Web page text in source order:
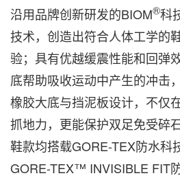
沿用品牌创新研发的BIOM®科
技术，创造出符合人体工学的
验；具有优越缓震性能和回弹
底帮助吸收运动中产生的冲击
橡胶大底与挡泥板设计，不仅
抓地力，更能保护双足免受碎
鞋款均搭载GORE-TEX防水科
GORE-TEX™ INVISIBLE FIT